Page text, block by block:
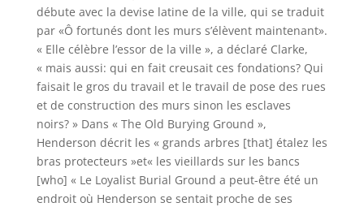
débute avec la devise latine de la ville, qui se traduit
par «Ô fortunés dont les murs s’élèvent maintenant».
« Elle célèbre l’essor de la ville », a déclaré Clarke,
« mais aussi: qui en fait creusait ces fondations? Qui
faisait le gros du travail et le travail de pose des rues
et de construction des murs sinon les esclaves
noirs? » Dans « The Old Burying Ground »,
Henderson décrit les « grands arbres [that] étalez les
bras protecteurs »et« les vieillards sur les bancs
[who] « Le Loyalist Burial Ground a peut-être été un
endroit où Henderson se sentait proche de ses